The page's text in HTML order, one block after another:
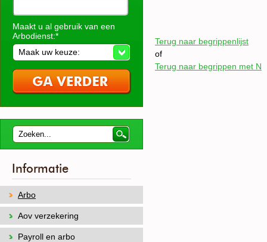
Terug naar begrippenlijst
of
Terug naar begrippen met N
Maakt u al gebruik van een
Arbodienst:*
Maak uw keuze:
Informatie
Arbo
Aov verzekering
Payroll en arbo